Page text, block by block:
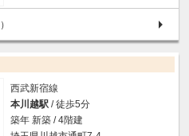
）
西武新宿線
本川越駅 / 徒歩5分
築年 新築 / 4階建